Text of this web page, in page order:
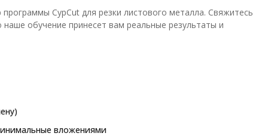
CypCut для резки листового металла. Свяжитесь
обучение принесет вам реальные результаты и
вложениями